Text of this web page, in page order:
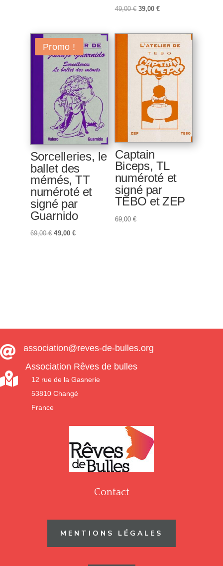
29,00 €.19,00 €.
49,00€ Le
initial
était :
49,00 €.
39,00€Le
actuel
est :
39,00 €.
Promo !
Sorcelleries, le
ballet des
mémés, TT
numéroté et
signé par
Guarnido
69,00€ Le
49,00 €Le
Captain
Biceps, TL
numéroté et
signé par
TEBO et ZEP
69,00 €
 association@reves-de-bulles.org

Association Rêves de bulles
12 rue de la Gasnerie
53810 Changé
France
Contact
MENTIONS LÉGALES